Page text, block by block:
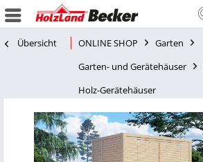
Übersicht ONLINE SHOP
Garten
Garten- und Gerätehäuser
Holz-Gerätehäuser